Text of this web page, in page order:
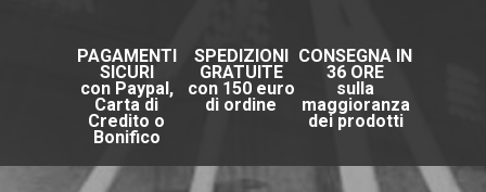
PAGAMENTI
SICURI
con Paypal,
Carta di
Credito o
Bonifico
SPEDIZIONI
GRATUITE
con 150 euro
di ordine
CONSEGNA IN
36 ORE
sulla
maggioranza
dei prodotti